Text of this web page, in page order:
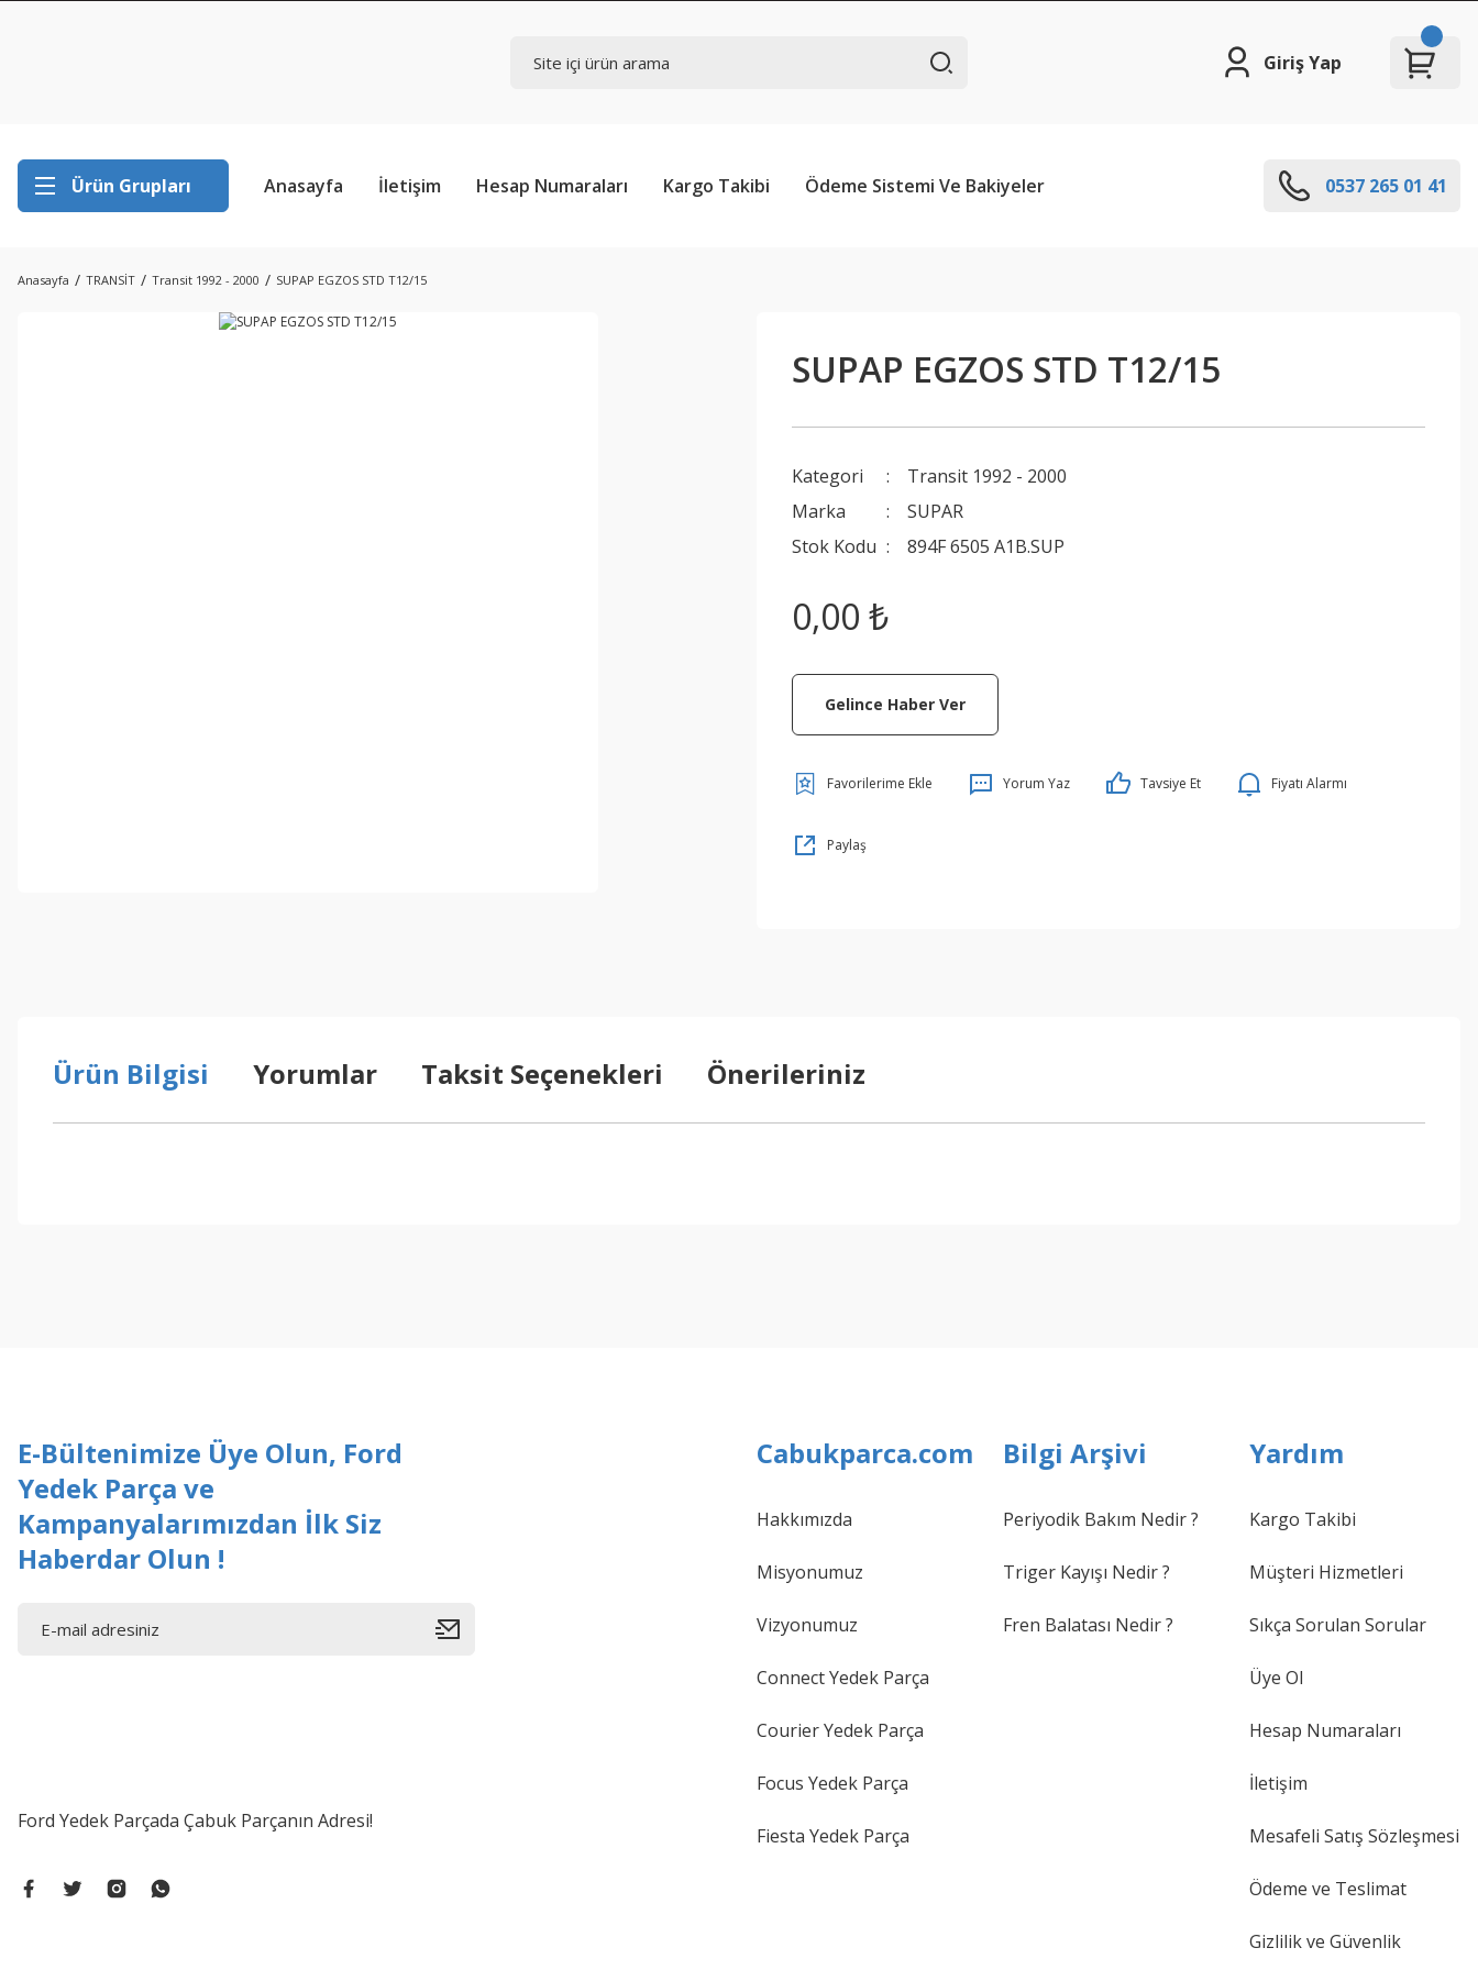
Giriş Yap
Ürün Grupları Anasayfa İletişim Hesap Numaraları Kargo Takibi Ödeme Sistemi Ve Bakiyeler 0537 265 01 41
Anasayfa TRANSİT Transit 1992 - 2000 SUPAP EGZOS STD T12/15
SUPAP EGZOS STD T12/15
Kategori
Transit 1992 - 2000
Marka
SUPAR
Stok Kodu
894F 6505 A1B.SUP
0,00 ₺
Gelince Haber Ver
Yorum Yaz Tavsiye Et Fiyatı Alarmı
Paylaş
Ürün Bilgisi Yorumlar Taksit Seçenekleri Önerileriniz
E-Bültenimize Üye Olun, Ford
Yedek Parça ve
Kampanyalarımızdan İlk Siz
Haberdar Olun !
Ford Yedek Parçada Çabuk Parçanın Adresi!
Cabukparca.com
Hakkımızda
Misyonumuz
Vizyonumuz
Connect Yedek Parça
Courier Yedek Parça
Focus Yedek Parça
Fiesta Yedek Parça
Bilgi Arşivi
Periyodik Bakım Nedir ?
Triger Kayışı Nedir ?
Fren Balatası Nedir ?
Yardım
Kargo Takibi
Müşteri Hizmetleri
Sıkça Sorulan Sorular
Üye Ol
Hesap Numaraları
İletişim
Mesafeli Satış Sözleşmesi
Ödeme ve Teslimat
Gizlilik ve Güvenlik